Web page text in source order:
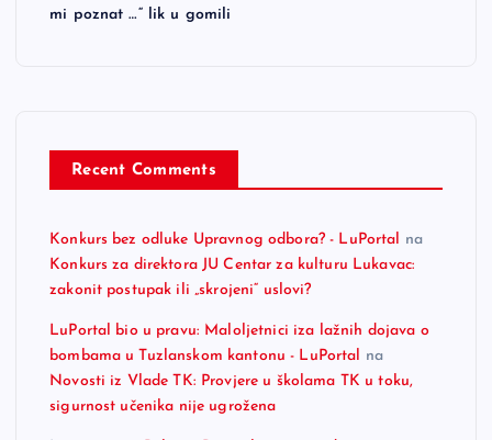
mi poznat …“ lik u gomili
Recent Comments
Konkurs bez odluke Upravnog odbora? - LuPortal
na
Konkurs za direktora JU Centar za kulturu Lukavac:
zakonit postupak ili „skrojeni“ uslovi?
LuPortal bio u pravu: Maloljetnici iza lažnih dojava o
bombama u Tuzlanskom kantonu - LuPortal
na
Novosti iz Vlade TK: Provjere u školama TK u toku,
sigurnost učenika nije ugrožena